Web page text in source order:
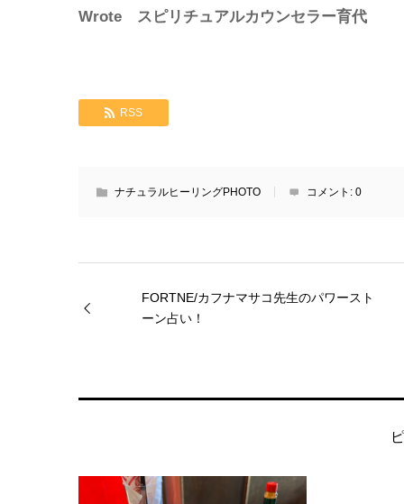
Wrote スピリチュアルカウンセラー育代
RSS
ナチュラルヒーリングPHOTO コメント: 0
FORTNE/カフナマサコ先生のパワースト
ーン占い！